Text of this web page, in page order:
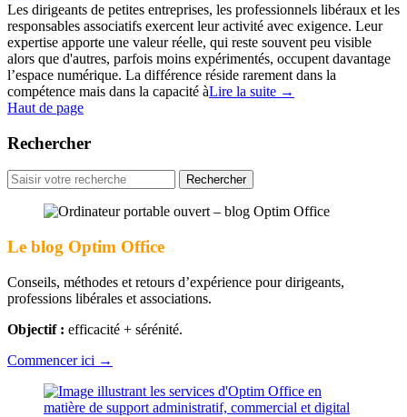
Les dirigeants de petites entreprises, les professionnels libéraux et les
responsables associatifs exercent leur activité avec exigence. Leur
expertise apporte une valeur réelle, qui reste souvent peu visible
alors que d'autres, parfois moins expérimentés, occupent davantage
l’espace numérique. La différence réside rarement dans la
compétence mais dans la capacité àLire la suite →
Haut de page
Rechercher
Rechercher
pour
Le blog Optim Office
Conseils, méthodes et retours d’expérience pour dirigeants,
professions libérales et associations.
Objectif : efficacité + sérénité.
Commencer ici →